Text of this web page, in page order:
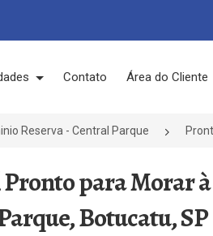
Contato Área do Cliente
Reserva - Central Parque
para Morar
Botucatu, SP